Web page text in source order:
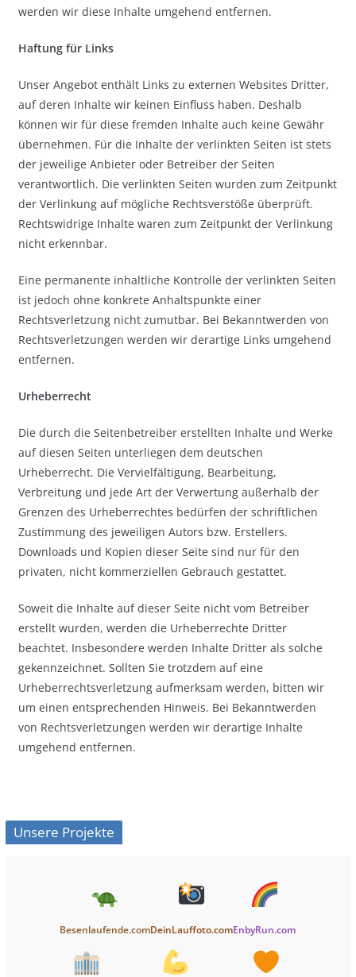
werden wir diese Inhalte umgehend entfernen.
Haftung für Links
Unser Angebot enthält Links zu externen Websites Dritter,
auf deren Inhalte wir keinen Einfluss haben. Deshalb
können wir für diese fremden Inhalte auch keine Gewähr
übernehmen. Für die Inhalte der verlinkten Seiten ist stets
der jeweilige Anbieter oder Betreiber der Seiten
verantwortlich. Die verlinkten Seiten wurden zum Zeitpunkt
der Verlinkung auf mögliche Rechtsverstöße überprüft.
Rechtswidrige Inhalte waren zum Zeitpunkt der Verlinkung
nicht erkennbar.
Eine permanente inhaltliche Kontrolle der verlinkten Seiten
ist jedoch ohne konkrete Anhaltspunkte einer
Rechtsverletzung nicht zumutbar. Bei Bekanntwerden von
Rechtsverletzungen werden wir derartige Links umgehend
entfernen.
Urheberrecht
Die durch die Seitenbetreiber erstellten Inhalte und Werke
auf diesen Seiten unterliegen dem deutschen
Urheberrecht. Die Vervielfältigung, Bearbeitung,
Verbreitung und jede Art der Verwertung außerhalb der
Grenzen des Urheberrechtes bedürfen der schriftlichen
Zustimmung des jeweiligen Autors bzw. Erstellers.
Downloads und Kopien dieser Seite sind nur für den
privaten, nicht kommerziellen Gebrauch gestattet.
Soweit die Inhalte auf dieser Seite nicht vom Betreiber
erstellt wurden, werden die Urheberrechte Dritter
beachtet. Insbesondere werden Inhalte Dritter als solche
gekennzeichnet. Sollten Sie trotzdem auf eine
Urheberrechtsverletzung aufmerksam werden, bitten wir
um einen entsprechenden Hinweis. Bei Bekanntwerden
von Rechtsverletzungen werden wir derartige Inhalte
umgehend entfernen.
Unsere Projekte
Besenlaufende.comDeinLauffoto.comEnbyRun.com